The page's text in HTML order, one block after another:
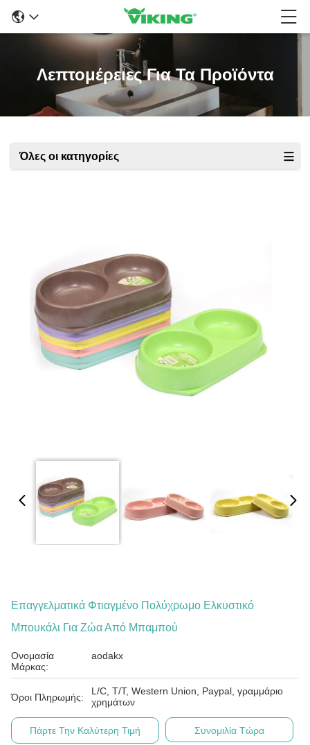
Λεπτομέρειες Για Τα Προϊόντα
Όλες οι κατηγορίες
Επαγγελματικά Φτιαγμένο Πολύχρωμο Ελκυστικό
Μπουκάλι Για Ζώα Από Μπαμπού
Ονομασία
Μάρκας:
aodakx
Όροι Πληρωμής:
L/C, T/T, Western Union, Paypal, γραμμάριο
χρημάτων
Πάρτε Την Καλύτερη Τιμή Συνομιλία Τώρα